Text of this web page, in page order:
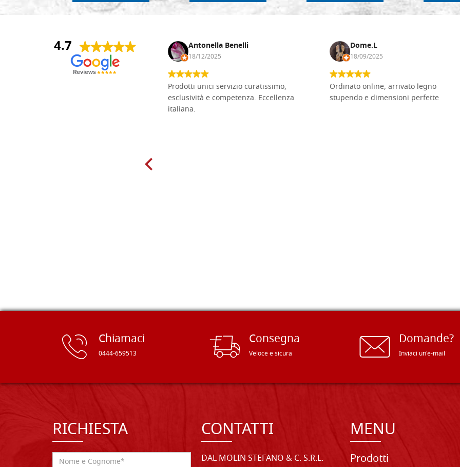
4.7
Andrea Monguzzi Antonella Benelli
18/12/2025
Prodotti unici servizio curatissimo,
esclusività e competenza. Eccellenza
italiana.
Dome.L
18/09/2025
Ordinato online, arrivato legno
stupendo e dimensioni perfette
Chiamaci
0444-659513
Consegna
Veloce e sicura
Domande?
Inviaci un'e-mail
RICHIESTA CONTATTI
DAL MOLIN STEFANO & C. S.R.L.
MENU
Prodotti